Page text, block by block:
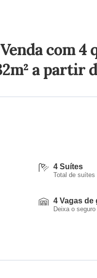
com 4
a partir
4 Suítes
Total de suítes
4 Vagas de
Deixa o